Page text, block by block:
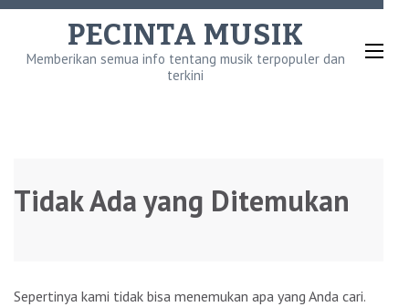
Lompat
konten
PECINTA MUSIK
Memberikan semua info tentang musik terpopuler dan
terkini
Tidak Ada yang Ditemukan
Sepertinya kami tidak bisa menemukan apa yang Anda cari.